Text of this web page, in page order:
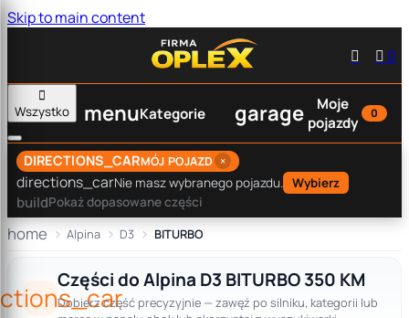
Skip to main content

 0

Wszystko
menuKategorie garage
Moje
pojazdy
0
DIRECTIONS_CARMÓJ POJAZD ×
directions_carNie masz wybranego pojazdu. Wybierz
buildPokaż dopasowane części
home Alpina D3 BITURBO
Części do Alpina D3 BITURBO 350 KM
Dobierz część precyzyjnie — zawęź po silniku, kategorii lub